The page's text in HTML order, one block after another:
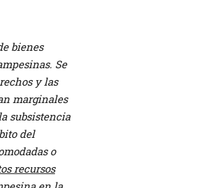
bienes
Se
y las
marginales
subsistencia
del
o
recursos